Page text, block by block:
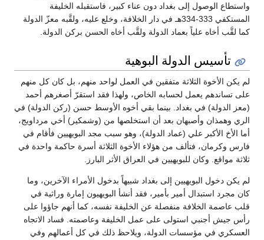
واستطاع الوصول إلى بغداد دون عناء كبير، فاستقبله الخليفة
المستكفي 333-334هـ في دار الخلافة، وخلع عليه، ولقَّبه معزّ الدولة
كما لقَّب أخاه علياً بعماد الدولة ولقَّب أخاه الحسن بركن الدولة.
تأسيس الدولة البوهية
لم يكن الأخوة الثلاثة متفقين في العمل لواحد منهم، بل كان كل منهم
على تساندهم يعمل لحسابه الخاص، ولهذا فقد استقرّ أصغرهم أحمد
(معز الدولة) في بغداد. بينما بقي أخوه الأوسط حسن (ركن الدولة) في
الري وهمذان وأصبهان بعد أن استخلصها من (وشمكير) أخي مرداويج،
أما الأخ الأكبر علي (عماد الدولة)، وهو سبب مجد البويهيين فأقام في
فارس وكرمان، فتألف من هؤلاء الأخوة الثلاثة أسرة حاكمة واحدة في
ثلاثة مواقع. وكان للبويهيين في العراق الأثر البارز.
لم يكن دخول البويهيين إلى بغداد شبيهاً بدخول الأمراء الآخرين، وما
كان مجرد استبدال أمير بأمير، فقد أنشأ البويهيون إمارة وراثية في
قلب عاصمة الخلافة منفصلة عن الخليفة نفسه، كما أنهم جاؤوا على
رأس جيش أجنبي استولى على عمل الخليفة وعاصمته. فساد الاتجاه
العسكري في مؤسسات الدولة، ويلاحظ ذلك في كل أعمالهم وفي